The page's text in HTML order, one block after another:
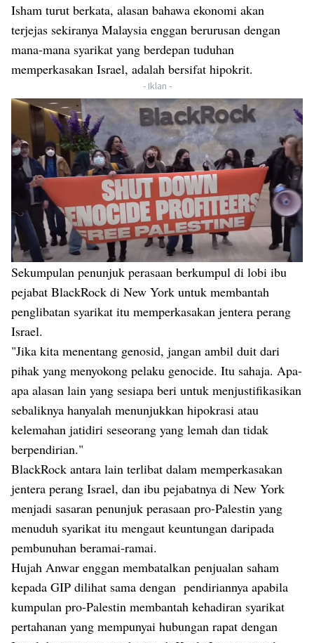
Isham turut berkata, alasan bahawa ekonomi akan
terjejas sekiranya Malaysia enggan berurusan dengan
mana-mana syarikat yang berdepan tuduhan
memperkasakan Israel, adalah bersifat hipokrit.
- Iklan -
Sekumpulan penunjuk perasaan berkumpul di lobi ibu
pejabat BlackRock di New York untuk membantah
penglibatan syarikat itu memperkasakan jentera perang
Israel.
"Jika kita menentang genosid, jangan ambil duit dari
pihak yang menyokong pelaku genocide. Itu sahaja. Apa-
apa alasan lain yang sesiapa beri untuk menjustifikasikan
sebaliknya hanyalah menunjukkan hipokrasi atau
kelemahan jatidiri seseorang yang lemah dan tidak
berpendirian."
BlackRock antara lain terlibat dalam memperkasakan
jentera perang Israel, dan ibu pejabatnya di New York
menjadi sasaran penunjuk perasaan pro-Palestin yang
menuduh syarikat itu mengaut keuntungan daripada
pembunuhan beramai-ramai.
Hujah Anwar enggan membatalkan penjualan saham
kepada GIP dilihat sama dengan pendiriannya apabila
kumpulan pro-Palestin membantah kehadiran syarikat
pertahanan yang mempunyai hubungan rapat dengan